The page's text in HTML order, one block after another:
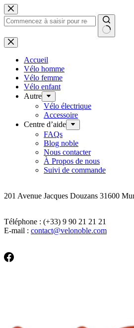
Passer
au
contenu
Aucun
résultat
Accueil
Vélo homme
Vélo femme
Vélo enfant
Autre
Vélo électrique
Accessoire
Centre d’aide
FAQs
Blog noble
Nous contacter
À Propos de nous
Suivi de commande
201 Avenue Jacques Douzans 31600
Téléphone : (+33) 9 90 21 21 21
E-mail : contact@velonoble.com